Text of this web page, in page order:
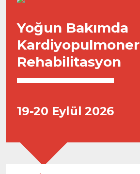
Yoğun Bakımda
Kardiyopulmoner
Rehabilitasyon
19-20 Eylül 2026